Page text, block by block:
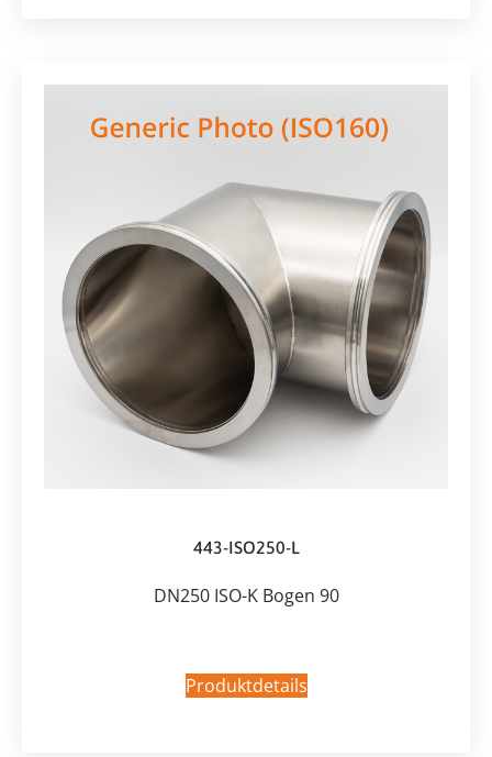
443-ISO250-L
DN250 ISO-K Bogen 90
Produktdetails